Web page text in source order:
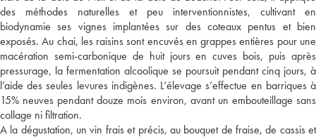
des méthodes naturelles et peu interventionnistes, cultivant en
biodynamie ses vignes implantées sur des coteaux pentus et bien
exposés. Au chai, les raisins sont encuvés en grappes entières pour une
macération semi-carbonique de huit jours en cuves bois, puis après
pressurage, la fermentation alcoolique se poursuit pendant cinq jours, à
l’aide des seules levures indigènes. L’élevage s’effectue en barriques à
15% neuves pendant douze mois environ, avant un embouteillage sans
collage ni filtration.
A la dégustation, un vin frais et précis, au bouquet de fraise, de cassis et